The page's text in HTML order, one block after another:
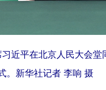
近平在北京人民大会
。新华社记者 李响 摄